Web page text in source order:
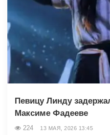
Певицу Линду
Максиме Фадееве
224 13 МАЯ, 2026 13:45